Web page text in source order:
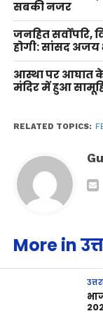
सबकी नजर
जनहित सर्वोपरि,
होगी: सांसद अजय
आस्था पर आघात
मंदिर में हुआ
RELATED TOPICS:
More in